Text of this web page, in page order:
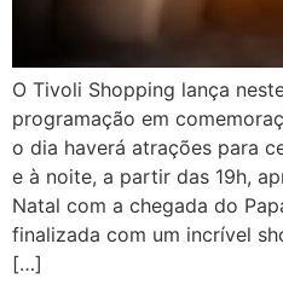
O Tivoli Shopping lança
programação em
o dia haverá atrações para
e à noite, a partir das 19h,
Natal com a chegada do
finalizada com um incrível
[…]